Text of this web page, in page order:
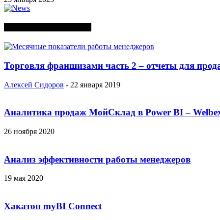
Торговля франшизами часть 2 – отчеты для
Алексей Сидоров - 22 января 2019
Аналитика продаж МойСклад в Power BI –
26 ноября 2020
Анализ эффективности работы менеджеров
19 мая 2020
Хакатон myBI Connect